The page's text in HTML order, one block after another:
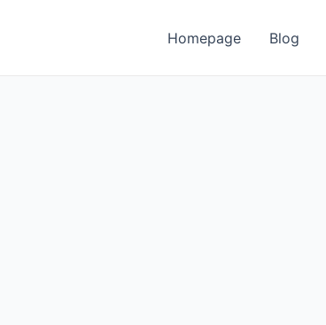
Homepage Blog